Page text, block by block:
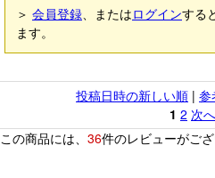
＞ 会員登録、またはログインする
ます。
投稿日時の新しい順 | 参
1 2 次
この商品には、 36件のレビューがござ